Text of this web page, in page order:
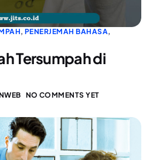
, PENERJEMAH BAHASA,
Tersumpah di
NO COMMENTS YET